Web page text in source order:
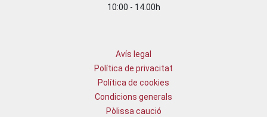
10:00 - 14.00h
Avís legal
Política de privacitat
Política de cookies
Condicions generals
Pòlissa caució